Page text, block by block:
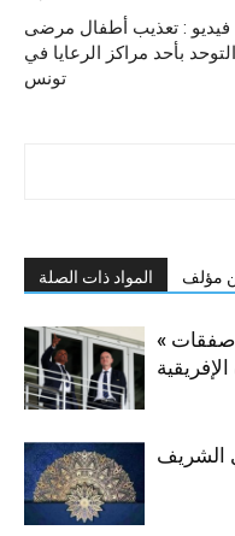
فيديو : تعذيب أطفال مرضى
التوحد بأحد مراكز الرعايا في
تونس
المواد ذات الصلة مؤلف
« الكاف » يجدد الولاء لإنفانتينو: صفقات
الشريف